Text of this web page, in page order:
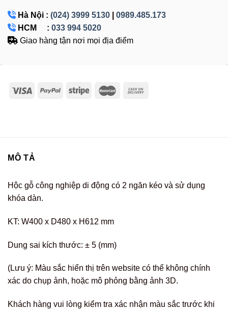
Hà Nội : (024) 3999 5130
0989.485.173
HCM : 033 994 5020
Giao hàng tận nơi mọi địa điểm
MÔ TẢ
Hộc gỗ công nghiệp di động có 2 ngăn kéo và sử dụng
khóa dàn.
KT: W400 x D480 x H612 mm
Dung sai kích thước: ± 5 (mm)
(Lưu ý: Màu sắc hiển thị trên website có thể không chính
xác do chụp ảnh, hoặc mô phỏng bằng ảnh 3D.
Khách hàng vui lòng kiểm tra xác nhận màu sắc trước khi